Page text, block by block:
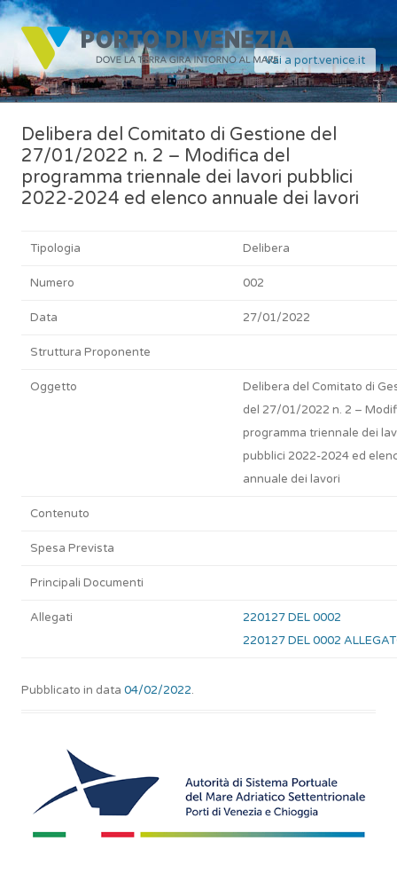
Vai a port.venice.it
Delibera del Comitato di Gestione del
27/01/2022 n. 2 – Modifica del
programma triennale dei lavori pubblici
2022-2024 ed elenco annuale dei lavori
Tipologia Delibera
Numero 002
Data 27/01/2022
Struttura Proponente
Oggetto
Delibera del Comitato di
del 27/01/2022 n. 2 –
programma triennale dei
pubblici 2022-2024 ed
annuale dei lavori
Contenuto
Spesa Prevista
Principali Documenti
Allegati
220127 DEL 0002
220127 DEL 0002
Pubblicato in data 04/02/2022.